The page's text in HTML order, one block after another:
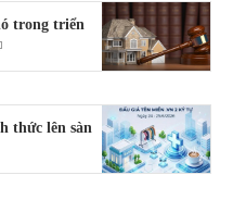
trong triển
thức lên sàn